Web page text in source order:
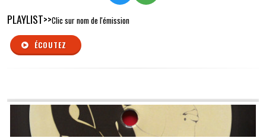
PLAYLIST>>Clic sur nom de l'émission
ÉCOUTEZ